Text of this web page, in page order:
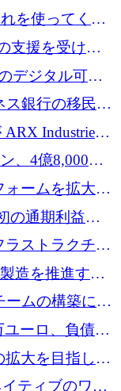
を使ってくれ
支援を受け、
プラットフォ
デジタル可視
ユーロを調達
ス銀行の移民主
ァンド獲得に
ARX Industries
を拡大
、4億8,000万
意
ォームを拡大す
の通期利益を
ラストラクチャ
めに 242 万ユ
造を推進する
ーロを確保
ームの構築に
ユーロ、負債で
大を目指して
ティブのワー